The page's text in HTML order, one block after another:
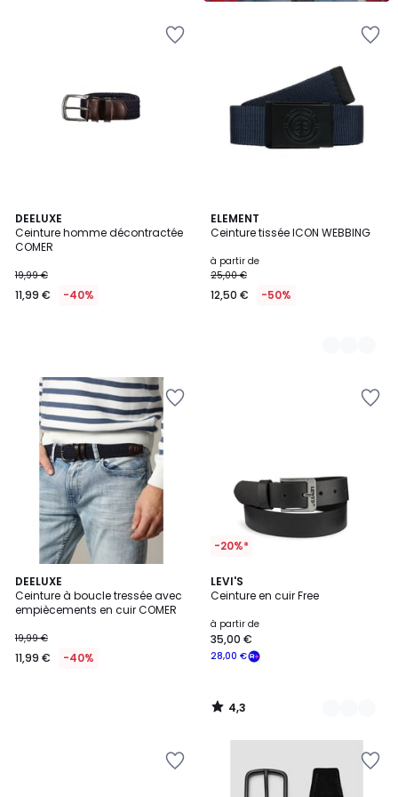
DEELUXE
Ceinture homme décontractée
COMER
19,99 €
11,99 € -40%
ELEMENT
Ceinture tissée ICON WEBBING
à partir de
25,00 €
12,50 € -50%
6
Couleurs
DEELUXE
Ceinture à boucle tressée avec
empiècements en cuir COMER
19,99 €
11,99 € -40%
-20%*
LEVI'S
Ceinture en cuir Free
à partir de
28,00 €
35,00 €
4,3
/ 5
3
Couleurs
4,3
/